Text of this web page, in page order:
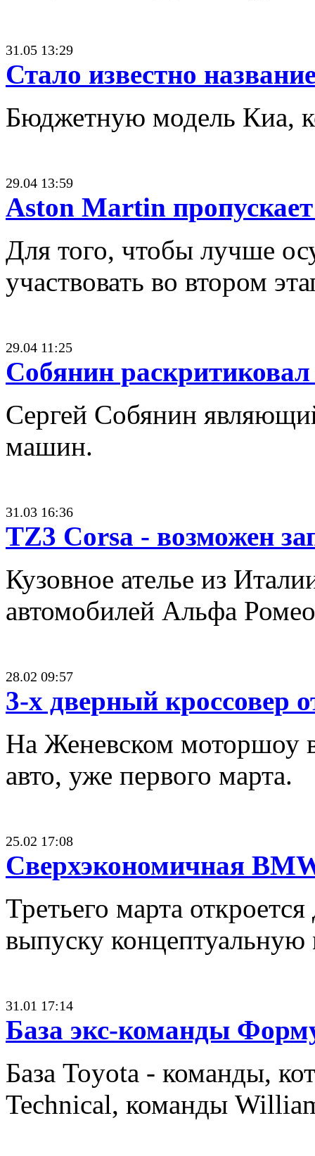
31.05 13:29
Стало известно
Бюджетную модель Киа,
29.04 13:59
Aston Martin
Для того, чтобы лучше
участвовать во втором
29.04 11:25
Собянин
Сергей Собянин
машин.
31.03 16:36
TZ3 Corsa - возможен
Кузовное ателье из
автомобилей Альфа
28.02 09:57
3-х дверный кроссовер
На Женевском моторшоу в
авто, уже первого марта.
25.02 17:08
Сверхэкономичная
Третьего марта
выпуску
31.01 17:14
База экс-команды
База Toyota - команды,
Technical, команды